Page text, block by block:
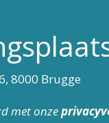
8000 Brugge
met onze